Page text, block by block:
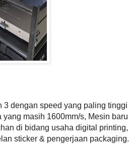
3 dengan speed yang paling tinggi
masih 1600mm/s, Mesin baru
di bidang usaha digital printing,
sticker & pengerjaan packaging.